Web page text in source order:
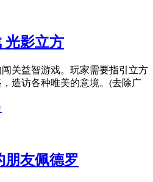
光影立方
关益智游戏。玩家需要指引立方
造访各种唯美的意境。(去除广
朋友佩德罗